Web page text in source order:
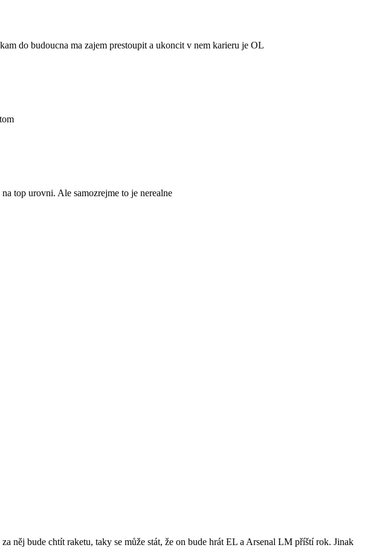
do budoucna ma zajem prestoupit a ukoncit v nem karieru je OL
top urovni. Ale samozrejme to je nerealne
něj bude chtít raketu, taky se může stát, že on bude hrát EL a Arsenal LM příští rok. Jinak